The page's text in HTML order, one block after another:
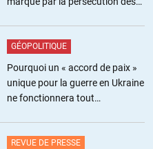
GÉOPOLITIQUE
Pourquoi un « accord de paix »
unique pour la guerre en Ukraine
ne fonctionnera tout
REVUE DE PRESSE